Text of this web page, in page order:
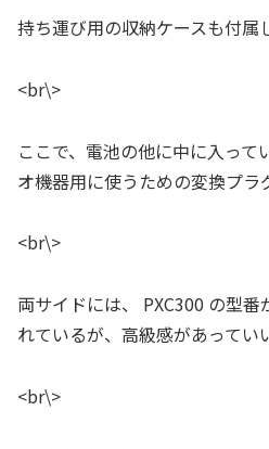
持ち運び用の収納ケースも付属
<br\>
ここで、電池の他に中に入っ
オ機器用に使うための変換プラ
<br\>
両サイドには、 PXC300 の型
れているが、高級感があってい
<br\>